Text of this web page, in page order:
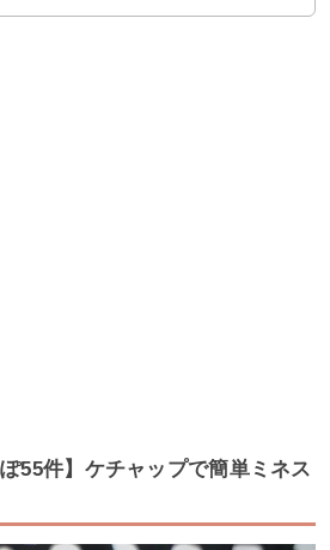
55件】ケチャップで簡単ミネス